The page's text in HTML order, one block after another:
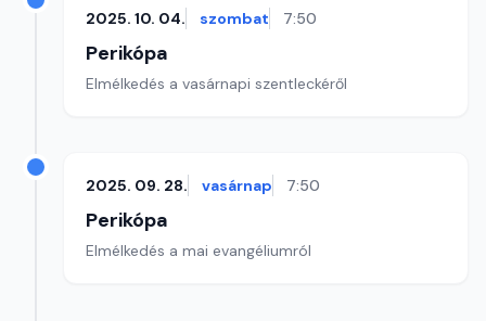
2025. 10. 04. szombat 7:50
Perikópa
Elmélkedés a vasárnapi szentleckéről
2025. 09. 28. vasárnap 7:50
Perikópa
Elmélkedés a mai evangéliumról